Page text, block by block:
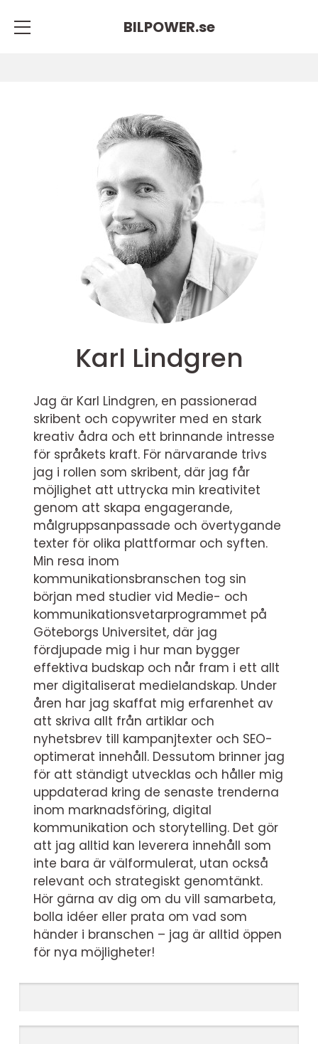
BILPOWER.se
Karl Lindgren
Jag är Karl Lindgren, en passionerad
skribent och copywriter med en stark
kreativ ådra och ett brinnande intresse
för språkets kraft. För närvarande trivs
jag i rollen som skribent, där jag får
möjlighet att uttrycka min kreativitet
genom att skapa engagerande,
målgruppsanpassade och övertygande
texter för olika plattformar och syften.
Min resa inom
kommunikationsbranschen tog sin
början med studier vid Medie- och
kommunikationsvetarprogrammet på
Göteborgs Universitet, där jag
fördjupade mig i hur man bygger
effektiva budskap och når fram i ett allt
mer digitaliserat medielandskap. Under
åren har jag skaffat mig erfarenhet av
att skriva allt från artiklar och
nyhetsbrev till kampanjtexter och SEO-
optimerat innehåll. Dessutom brinner jag
för att ständigt utvecklas och håller mig
uppdaterad kring de senaste trenderna
inom marknadsföring, digital
kommunikation och storytelling. Det gör
att jag alltid kan leverera innehåll som
inte bara är välformulerat, utan också
relevant och strategiskt genomtänkt.
Hör gärna av dig om du vill samarbeta,
bolla idéer eller prata om vad som
händer i branschen – jag är alltid öppen
för nya möjligheter!